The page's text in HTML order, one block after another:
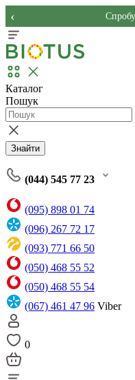
‹
Каталог
Пошук
Знайти
(044) 545 77 23
(095) 898 01 74
(096) 267 72 17
(093) 771 66 50
(050) 468 55 52
(050) 468 55 54
(067) 461 47 96 Viber
0